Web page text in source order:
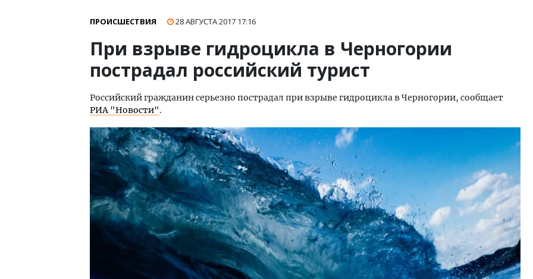
ПРОИСШЕСТВИЯ 28 АВГУСТА 2017 17:16
При взрыве гидроцикла в Черногории
пострадал российский турист
Российский гражданин серьезно пострадал при взрыве гидроцикла в Черногории, сообщает
РИА "Новости".